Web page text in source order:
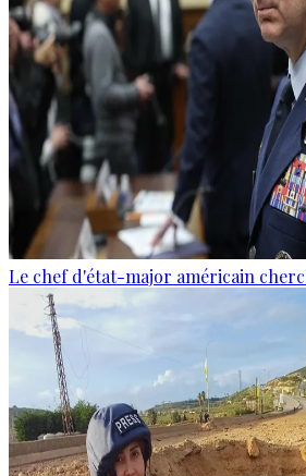
Le chef d'état-major américain